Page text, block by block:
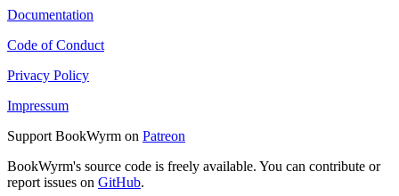
Documentation
Code of Conduct
Privacy Policy
Impressum
Support BookWyrm on Patreon
BookWyrm's source code is freely available. You can contribute or
report issues on GitHub.